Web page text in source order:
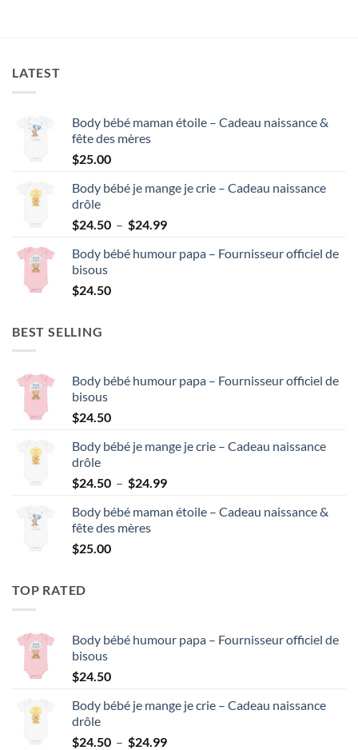
LATEST
Body bébé maman étoile – Cadeau naissance &
fête des mères
$25.00
Body bébé je mange je crie – Cadeau naissance
drôle
$24.50 – $24.99Plage
prix :
Body bébé humour papa – Fournisseur officiel de
bisous
$24.50
BEST SELLING
Body bébé humour papa – Fournisseur officiel de
bisous
$24.50
Body bébé je mange je crie – Cadeau naissance
drôle
$24.50 – $24.99Plage
prix :
Body bébé maman étoile – Cadeau naissance &
fête des mères
$25.00
TOP RATED
Body bébé humour papa – Fournisseur officiel de
bisous
$24.50
Body bébé je mange je crie – Cadeau naissance
drôle
$24.50 – $24.99Plage